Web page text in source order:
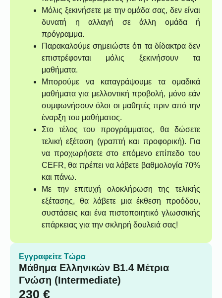
Μόλις ξεκινήσετε με την ομάδα σας, δεν είναι
δυνατή η αλλαγή σε άλλη ομάδα ή
πρόγραμμα.
Παρακαλούμε σημειώστε ότι τα δίδακτρα δεν
επιστρέφονται μόλις ξεκινήσουν τα
μαθήματα.
Μπορούμε να καταγράψουμε τα ομαδικά
μαθήματα για μελλοντική προβολή, μόνο εάν
συμφωνήσουν όλοι οι μαθητές πριν από την
έναρξη του μαθήματος.
Στο τέλος του προγράμματος, θα δώσετε
τελική εξέταση (γραπτή και προφορική). Για
να προχωρήσετε στο επόμενο επίπεδο του
CEFR, θα πρέπει να λάβετε βαθμολογία 70%
και πάνω.
Με την επιτυχή ολοκλήρωση της τελικής
εξέτασης, θα λάβετε μια έκθεση προόδου,
συστάσεις και ένα πιστοποιητικό γλωσσικής
επάρκειας για την σκληρή δουλειά σας!
Εγγραφείτε Τώρα
Μάθημα Ελληνικών B1.4 Μέτρια
Γνώση (Intermediate)
230 €